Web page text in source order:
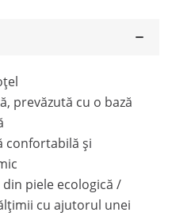
prevăzută cu o bază
confortabilă și
piele ecologică /
cu ajutorul unei